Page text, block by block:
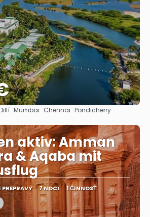
Pozrieť sa
· Mumbai · Chennai · Pondicherry
aktiv: Amman
& Aqaba mit
PREPRAVY 7 NOCI 1 ČINNOSŤ